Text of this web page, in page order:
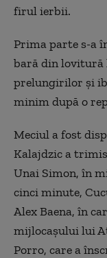
firul ierbii.
Prima parte s-a
bară din lovitură
prelungirilor şi
minim după o
Meciul a fost
Kalajdzic a
Unai Simon, în
cinci minute,
Alex Baena, în
mijlocaşului lui
Porro, care a